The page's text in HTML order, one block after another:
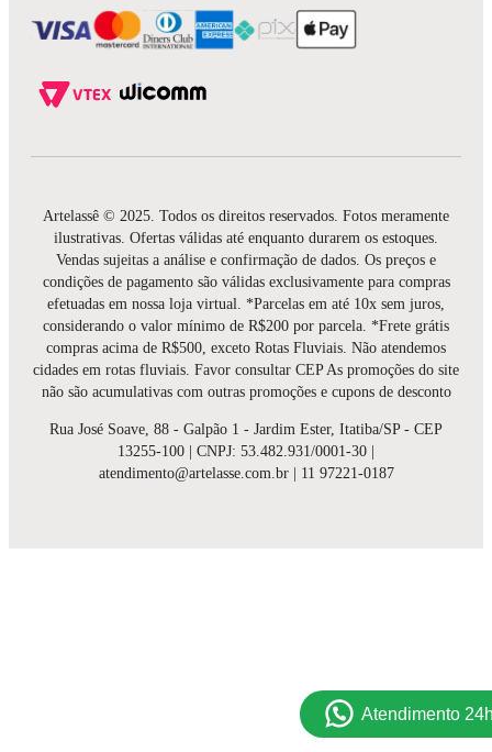
Artelassê © 2025. Todos os direitos reservados. Fotos meramente
ilustrativas. Ofertas válidas até enquanto durarem os estoques.
Vendas sujeitas a análise e confirmação de dados. Os preços e
condições de pagamento são válidas exclusivamente para compras
efetuadas em nossa loja virtual. *Parcelas em até 10x sem juros,
considerando o valor mínimo de R$200 por parcela. *Frete grátis
compras acima de R$500, exceto Rotas Fluviais. Não atendemos
cidades em rotas fluviais. Favor consultar CEP As promoções do site
não são acumulativas com outras promoções e cupons de desconto
Rua José Soave, 88 - Galpão 1 - Jardim Ester, Itatiba/SP - CEP
13255-100 | CNPJ: 53.482.931/0001-30 |
atendimento@artelasse.com.br | 11 97221-0187
Atendimento